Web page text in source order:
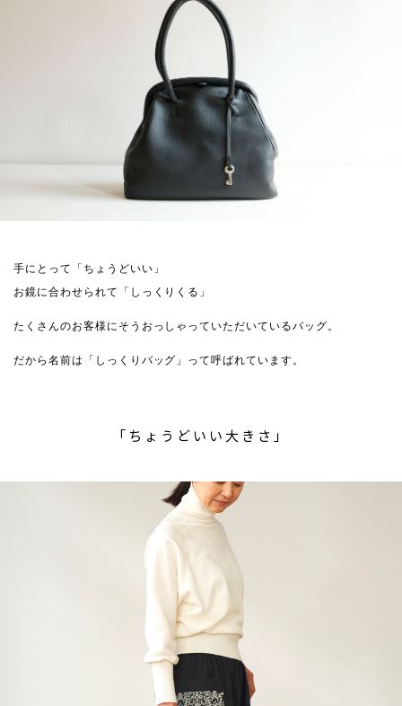
手にとって「ちょうどいい」
お鏡に合わせられて「しっくりくる」
たくさんのお客様にそうおっしゃっていただいているバッグ。
だから名前は「しっくりバッグ」って呼ばれています。
「ちょうどいい大きさ」